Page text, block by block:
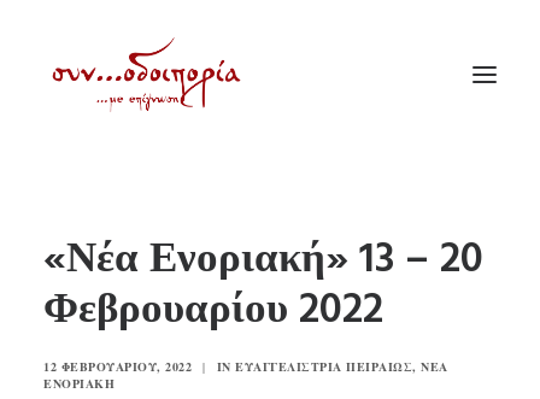
ΘΕΜΑΤΟΛΟΓΙΑ
ΑΝΑΚΟΙΝΩΣΕΙΣ
ΕΥΑΓΓΕΛΙΣΤΡΙΑ ΠΕΙΡΑΙΏΣ
«Νέα Ενοριακή» 13 – 20
Φεβρουαρίου 2022
12 ΦΕΒΡΟΥΑΡΊΟΥ, 2022 | IN ΕΥΑΓΓΕΛΊΣΤΡΙΑ ΠΕΙΡΑΙΏΣ, ΝΈΑ
ΕΝΟΡΙΑΚΉ